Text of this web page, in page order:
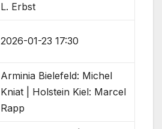
L. Erbst
2026-01-23 17:30
Arminia Bielefeld: Michel
Kniat | Holstein Kiel: Marcel
Rapp